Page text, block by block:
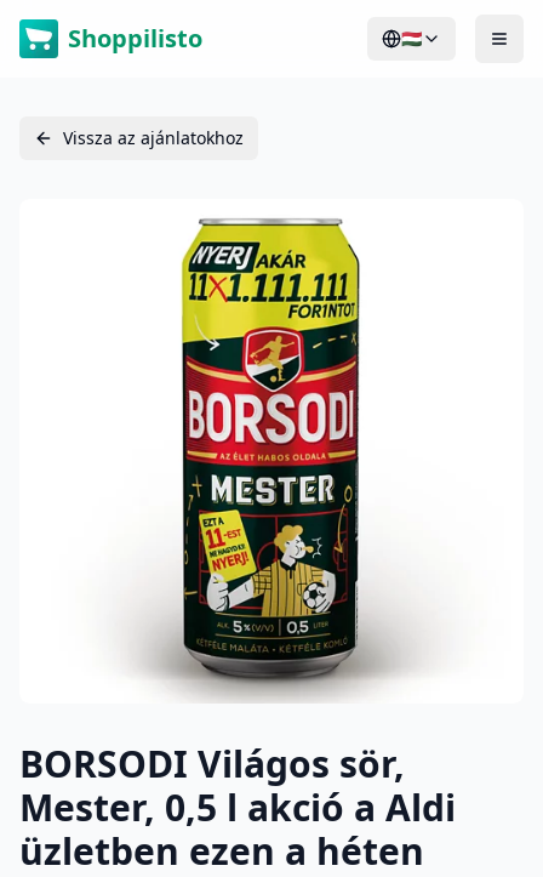
Shoppilisto 🇭🇺
Vissza az ajánlatokhoz
BORSODI Világos sör,
Mester, 0,5 l akció a Aldi
üzletben ezen a héten